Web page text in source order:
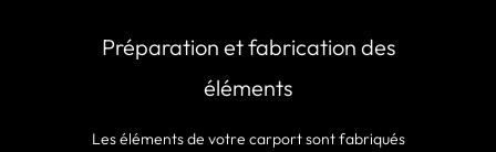
Préparation et fabrication des
éléments
Les éléments de votre carport sont fabriqués